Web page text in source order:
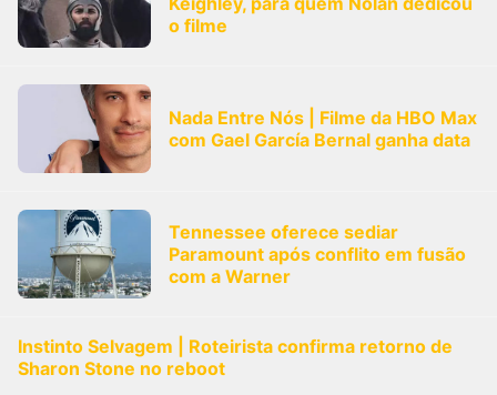
o filme
Nada Entre Nós | Filme da HBO Max
com Gael García Bernal ganha data
Tennessee oferece sediar
Paramount após conflito em fusão
com a Warner
Instinto Selvagem | Roteirista confirma retorno de
Sharon Stone no reboot